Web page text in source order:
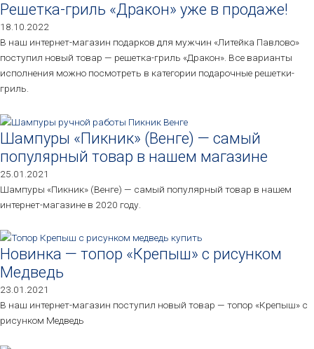
Решетка-гриль «Дракон» уже в продаже!
18.10.2022
В наш интернет-магазин подарков для мужчин «Литейка Павлово»
поступил новый товар — решетка-гриль «Дракон». Все варианты
исполнения можно посмотреть в категории подарочные решетки-
гриль.
Шампуры «Пикник» (Венге) — самый
популярный товар в нашем магазине
25.01.2021
Шампуры «Пикник» (Венге) — самый популярный товар в нашем
интернет-магазине в 2020 году.
Новинка — топор «Крепыш» с рисунком
Медведь
23.01.2021
В наш интернет-магазин поступил новый товар — топор «Крепыш» с
рисунком Медведь